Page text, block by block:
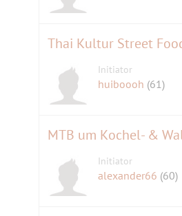
Thai Kultur Street
Initiator
huiboooh (61)
MTB um Kochel- &
Initiator
alexander66 (60)